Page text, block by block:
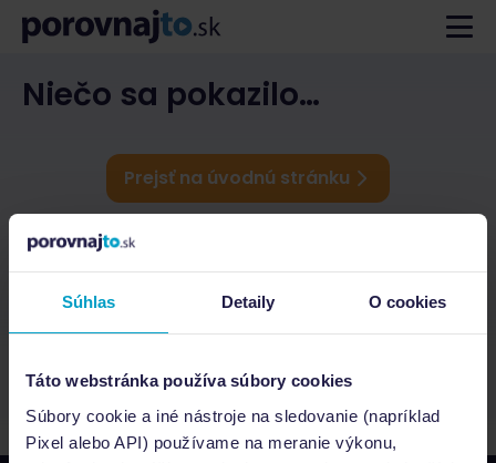
Súhlas Detaily O cookies
Táto webstránka používa súbory cookies
Súbory cookie a iné nástroje na sledovanie (napríklad
Pixel alebo API) používame na meranie výkonu,
Niečo sa pokazilo…
Prejsť na úvodnú stránku